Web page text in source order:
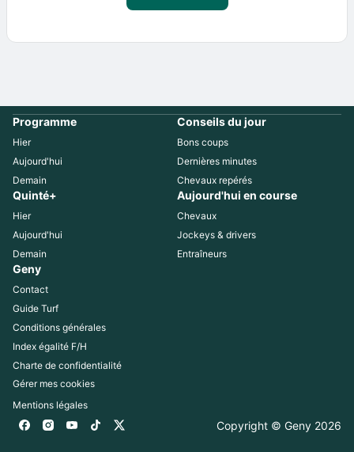
Programme
Hier
Aujourd'hui
Demain
Conseils du jour
Bons coups
Dernières minutes
Chevaux repérés
Quinté+
Hier
Aujourd'hui
Demain
Aujourd'hui en course
Chevaux
Jockeys & drivers
Entraîneurs
Geny
Contact
Guide Turf
Conditions générales
Index égalité F/H
Charte de confidentialité
Gérer mes cookies
Mentions légales
Copyright © Geny 2026